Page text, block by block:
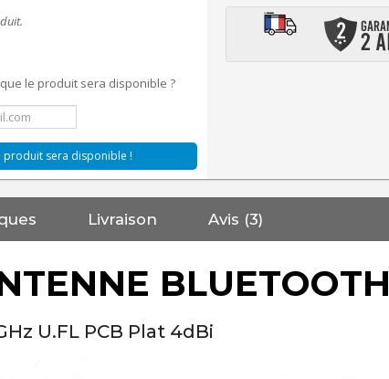
le produit sera disponible ?
produit sera disponible !
Livraison Avis (3)
BLUETOOTH
U.FL PCB Plat 4dBi